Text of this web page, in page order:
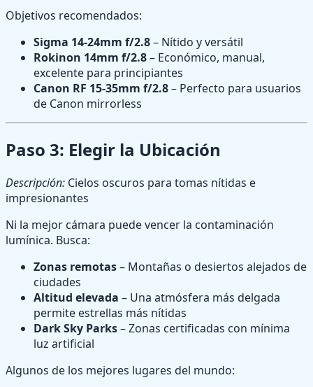
Objetivos recomendados:
Sigma 14-24mm f/2.8– Nítido y versátil
Rokinon 14mm f/2.8– Económico, manual,
excelente para principiantes
Canon RF 15-35mm f/2.8– Perfecto para usuarios
de Canon mirrorless
Paso 3: Elegir la Ubicación
Descripción: Cielos oscuros para tomas nítidas e
impresionantes
Ni la mejor cámara puede vencer la contaminación
lumínica. Busca:
Zonas remotas– Montañas o desiertos alejados de
ciudades
Altitud elevada – Una atmósfera más delgada
permite estrellas más nítidas
Dark Sky Parks– Zonas certificadas con mínima
luz artificial
Algunos de los mejores lugares del mundo: